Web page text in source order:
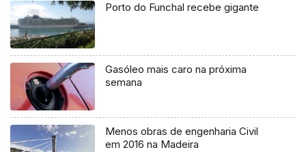
Porto do Funchal recebe gigante
Gasóleo mais caro na próxima
semana
Menos obras de engenharia Civil
em 2016 na Madeira